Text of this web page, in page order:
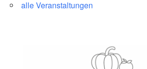
alle Veranstaltungen